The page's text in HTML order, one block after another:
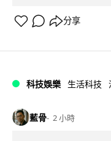
分享
科技娛樂 生活科技
藍骨 2 小時